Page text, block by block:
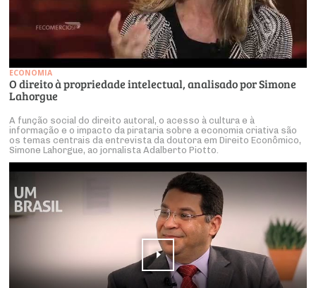
ECONOMIA
O direito à propriedade intelectual, analisado por Simone
Lahorgue
A função social do direito autoral, o acesso à cultura e à
informação e o impacto da pirataria sobre a economia criativa são
os temas centrais da entrevista da doutora em Direito Econômico,
Simone Lahorgue, ao jornalista Adalberto Piotto.